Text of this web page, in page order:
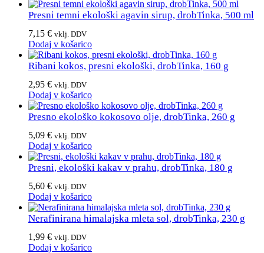
Presni temni ekološki agavin sirup, drobTinka, 500 ml
7,15 € vklj. DDV
Dodaj v košarico
Ribani kokos, presni ekološki, drobTinka, 160 g
2,95 € vklj. DDV
Dodaj v košarico
Presno ekološko kokosovo olje, drobTinka, 260 g
5,09 € vklj. DDV
Dodaj v košarico
Presni, ekološki kakav v prahu, drobTinka, 180 g
5,60 € vklj. DDV
Dodaj v košarico
Nerafinirana himalajska mleta sol, drobTinka, 230 g
1,99 € vklj. DDV
Dodaj v košarico